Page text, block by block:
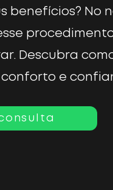
benefícios? No
Descubra
e